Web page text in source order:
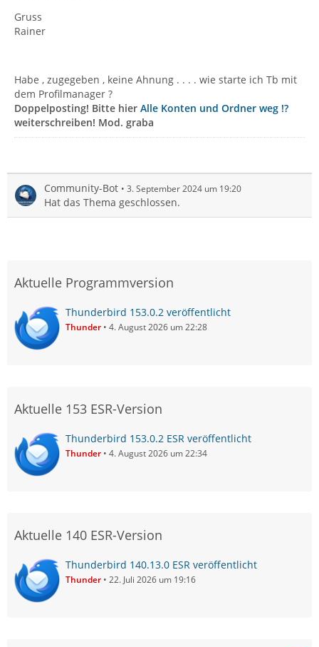
Gruss
Rainer
Habe , zugegeben , keine Ahnung . . . . wie starte ich Tb mit
dem Profilmanager ?
Doppelposting! Bitte hier Alle Konten und Ordner weg !?
weiterschreiben! Mod. graba
Community-Bot 3. September 2024 um 19:20
Hat das Thema geschlossen.
Aktuelle Programmversion
Thunderbird 153.0.2 veröffentlicht
Thunder 4. August 2026 um 22:28
Aktuelle 153 ESR-Version
Thunderbird 153.0.2 ESR veröffentlicht
Thunder 4. August 2026 um 22:34
Aktuelle 140 ESR-Version
Thunderbird 140.13.0 ESR veröffentlicht
Thunder 22. Juli 2026 um 19:16